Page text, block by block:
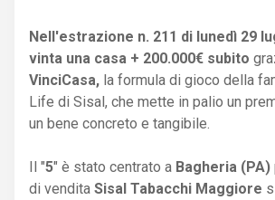
Nell'estrazione n. 211 di lunedì 29
vinta una casa + 200.000€ subito
VinciCasa, la formula di gioco della
Life di Sisal, che mette in palio un
un bene concreto e tangibile.
Il "5" è stato centrato a Bagheria (PA)
di vendita Sisal Tabacchi Maggiore